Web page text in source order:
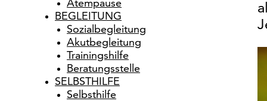
Atempause
BEGLEITUNG
Sozialbegleitung
Akutbegleitung
Trainingshilfe
Beratungsstelle
SELBSTHILFE
Selbsthilfe